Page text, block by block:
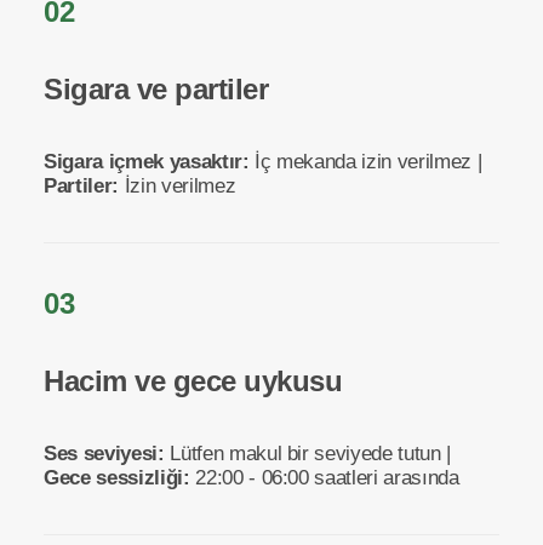
02
Sigara ve partiler
Sigara içmek yasaktır: İç mekanda izin verilmez |
Partiler: İzin verilmez
03
Hacim ve gece uykusu
Ses seviyesi: Lütfen makul bir seviyede tutun |
Gece sessizliği: 22:00 - 06:00 saatleri arasında